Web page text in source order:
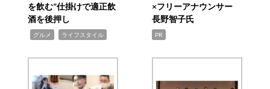
を飲む”仕掛けで適正飲
酒を後押し
グルメ ライフスタイル
×フリーアナウンサー
長野智子氏
PR